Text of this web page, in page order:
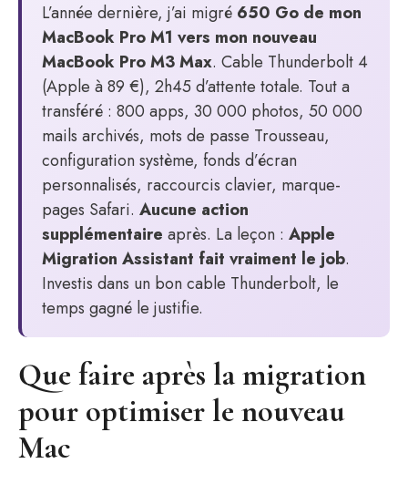
L’année dernière, j’ai migré 650 Go de mon
MacBook Pro M1 vers mon nouveau
MacBook Pro M3 Max. Cable Thunderbolt 4
(Apple à 89 €), 2h45 d’attente totale. Tout a
transféré : 800 apps, 30 000 photos, 50 000
mails archivés, mots de passe Trousseau,
configuration système, fonds d’écran
personnalisés, raccourcis clavier, marque-
pages Safari. Aucune action
supplémentaire après. La leçon : Apple
Migration Assistant fait vraiment le job.
Investis dans un bon cable Thunderbolt, le
temps gagné le justifie.
Que faire après la migration
pour optimiser le nouveau
Mac